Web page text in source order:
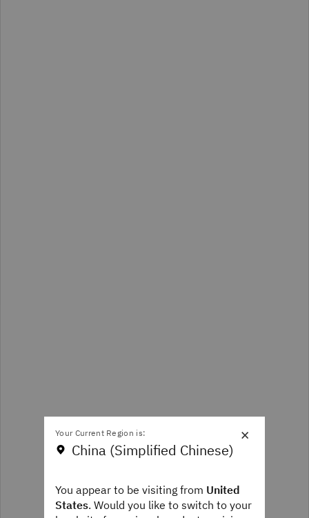
×
Your Current Region is:
China (Simplified Chinese)
You appear to be visiting from United
States. Would you like to switch to your